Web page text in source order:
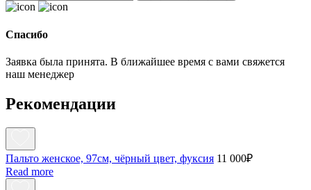
Спасибо
Заявка была принята. В ближайшее время с вами свяжется
наш менеджер
Рекомендации
Пальто женское, 97см, чёрный цвет, фуксия 11 000₽
Read more